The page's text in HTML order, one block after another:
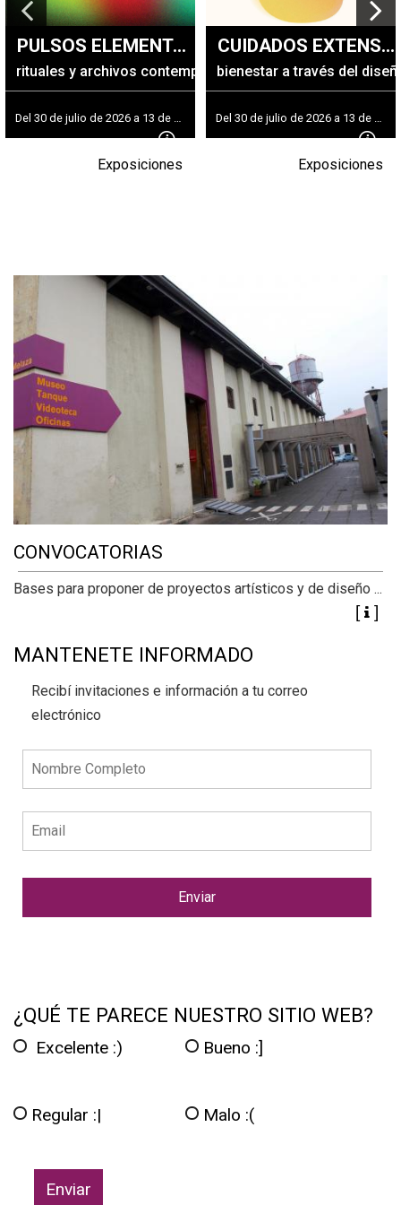
+ DIRECTORIOS | Tiendas de diseño
+ MESA EJECUTIVA DE ARTES VISUALES
+ SALA DE PRENSA
PULSOS ELEMENTALES
rituales y archivos contemporáneos
Exposiciones
CUIDADOS EXTENSIVOS
bienestar a través del
Exposiciones
CONVOCATORIAS
Bases para proponer de proyectos artísticos y de diseño ...
MANTENETE INFORMADO
Recibí invitaciones e información a tu correo
electrónico
¿QUÉ TE PARECE NUESTRO SITIO WEB?
Excelente :) Bueno :]
Regular :| Malo :(